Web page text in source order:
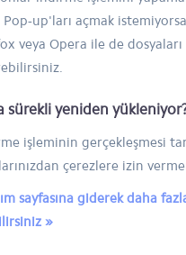
Pop-up'ları açmak
veya Opera ile de
sürekli yeniden
işleminin gerçekleşmesi
çerezlere izin
sayfasına giderek daha
»